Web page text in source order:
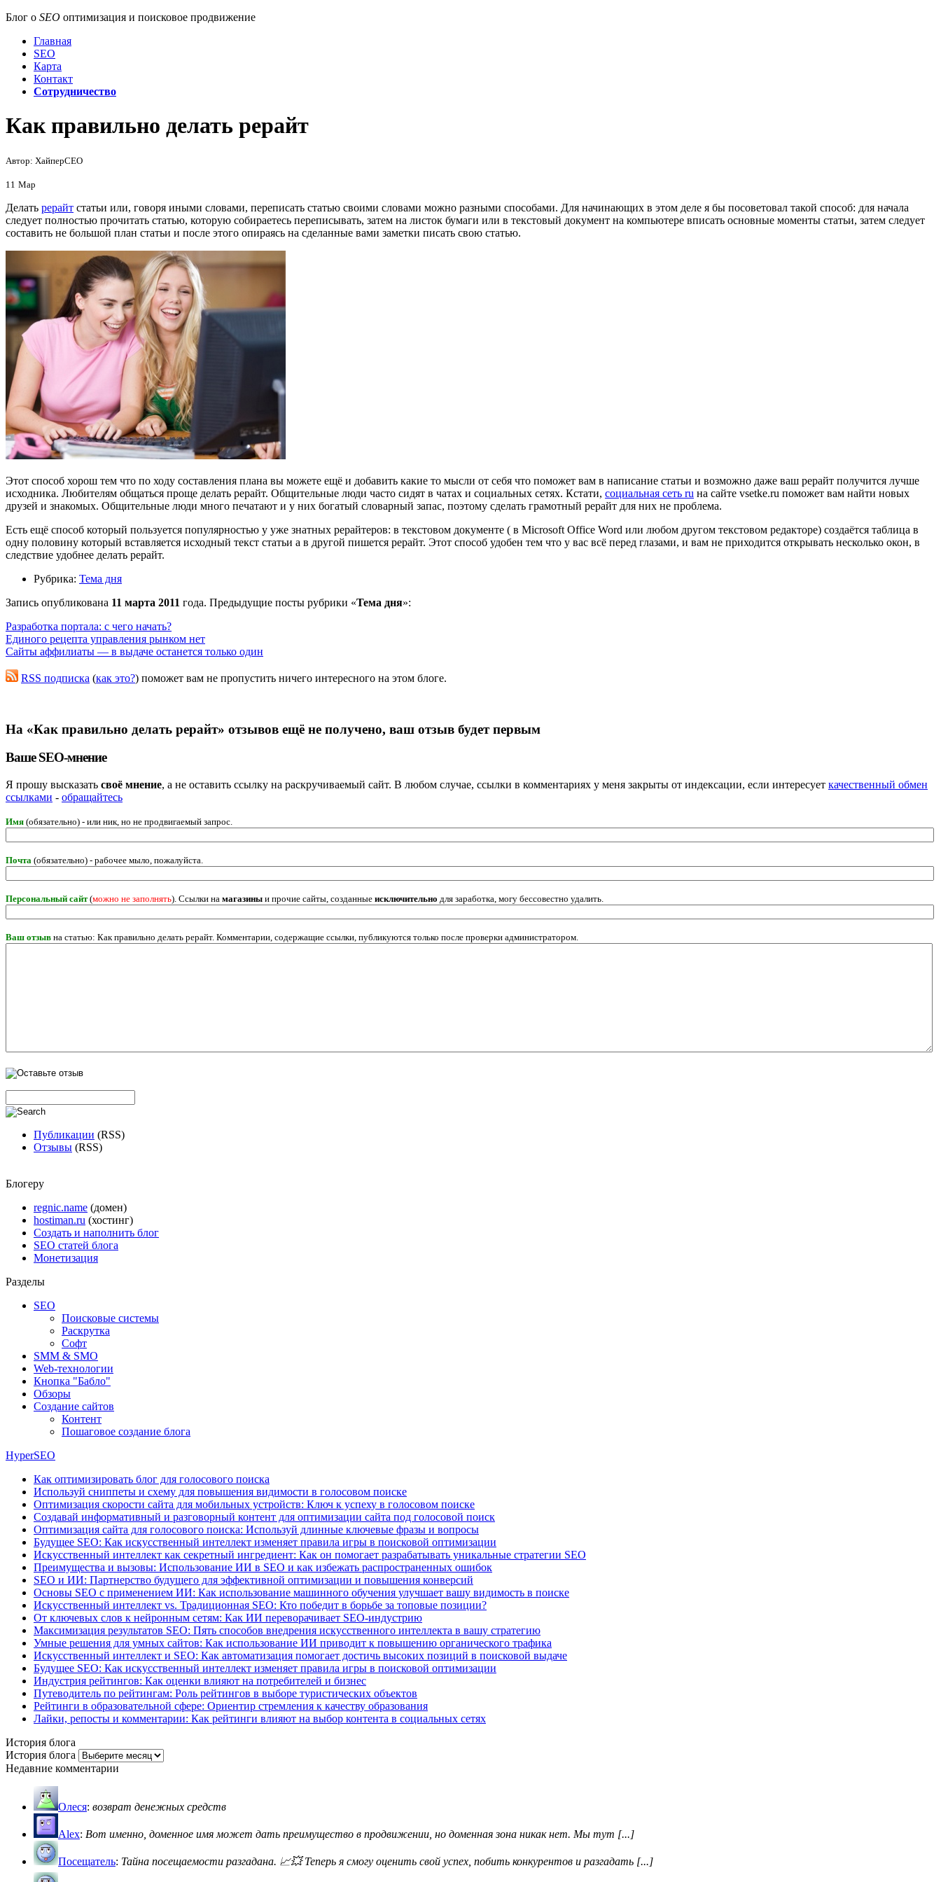
Блог о SEO оптимизация и поисковое продвижение
Главная
SEO
Карта
Контакт
Сотрудничество
Как правильно делать рерайт
Автор: ХайперСЕО
11 Мар
Делать рерайт статьи или, говоря иными словами, переписать статью своими словами можно разными способами. Для начинающих в этом деле я бы посоветовал такой способ: для начала
следует полностью прочитать статью, которую собираетесь переписывать, затем на листок бумаги или в текстовый документ на компьютере вписать основные моменты статьи, затем следует
составить не большой план статьи и после этого опираясь на сделанные вами заметки писать свою статью.
Этот способ хорош тем что по ходу составления плана вы можете ещё и добавить какие то мысли от себя что поможет вам в написание статьи и возможно даже ваш рерайт получится лучше
исходника. Любителям общаться проще делать рерайт. Общительные люди часто сидят в чатах и социальных сетях. Кстати, социальная сеть ru на сайте vsetke.ru поможет вам найти новых
друзей и знакомых. Общительные люди много печатают и у них богатый словарный запас, поэтому сделать грамотный рерайт для них не проблема.
Есть ещё способ который пользуется популярностью у уже знатных рерайтеров: в текстовом документе ( в Microsoft Office Word или любом другом текстовом редакторе) создаётся таблица в
одну половину который вставляется исходный текст статьи а в другой пишется рерайт. Этот способ удобен тем что у вас всё перед глазами, и вам не приходится открывать несколько окон, в
следствие удобнее делать рерайт.
Рубрика: Тема дня
Запись опубликована 11 марта 2011 года. Предыдущие посты рубрики «Тема дня»:
Разработка портала: с чего начать?
Единого рецепта управления рынком нет
Сайты аффилиаты — в выдаче останется только один
RSS подписка (как это?) поможет вам не пропустить ничего интересного на этом блоге.
На «Как правильно делать рерайт» отзывов ещё не получено, ваш отзыв будет первым
Ваше SEO-мнение
Я прошу высказать своё мнение, а не оставить ссылку на раскручиваемый сайт. В любом случае, ссылки в комментариях у меня закрыты от индексации, если интересует качественный обмен
ссылками - обращайтесь
Имя (обязательно) - или ник, но не продвигаемый запрос.
Почта (обязательно) - рабочее мыло, пожалуйста.
Персональный сайт(можно не заполнять). Ссылки на магазины и прочие сайты, созданные исключительно для заработка, могу бессовестно удалить.
Ваш отзыв на статью: Как правильно делать рерайт. Комментарии, содержащие ссылки, публикуются только после проверки администратором.
Публикации (RSS)
Отзывы (RSS)
Блогеру
regnic.name (домен)
hostiman.ru (хостинг)
Создать и наполнить блог
SEO статей блога
Монетизация
Разделы
SEO
Поисковые системы
Раскрутка
Софт
SMM & SMO
Web-технологии
Кнопка "Бабло"
Обзоры
Создание сайтов
Контент
Пошаговое создание блога
HyperSEO
Как оптимизировать блог для голосового поиска
Используй сниппеты и схему для повышения видимости в голосовом поиске
Оптимизация скорости сайта для мобильных устройств: Ключ к успеху в голосовом поиске
Создавай информативный и разговорный контент для оптимизации сайта под голосовой поиск
Оптимизация сайта для голосового поиска: Используй длинные ключевые фразы и вопросы
Будущее SEO: Как искусственный интеллект изменяет правила игры в поисковой оптимизации
Искусственный интеллект как секретный ингредиент: Как он помогает разрабатывать уникальные стратегии SEO
Преимущества и вызовы: Использование ИИ в SEO и как избежать распространенных ошибок
SEO и ИИ: Партнерство будущего для эффективной оптимизации и повышения конверсий
Основы SEO с применением ИИ: Как использование машинного обучения улучшает вашу видимость в поиске
Искусственный интеллект vs. Традиционная SEO: Кто победит в борьбе за топовые позиции?
От ключевых слов к нейронным сетям: Как ИИ переворачивает SEO-индустрию
Максимизация результатов SEO: Пять способов внедрения искусственного интеллекта в вашу стратегию
Умные решения для умных сайтов: Как использование ИИ приводит к повышению органического трафика
Искусственный интеллект и SEO: Как автоматизация помогает достичь высоких позиций в поисковой выдаче
Будущее SEO: Как искусственный интеллект изменяет правила игры в поисковой оптимизации
Индустрия рейтингов: Как оценки влияют на потребителей и бизнес
Путеводитель по рейтингам: Роль рейтингов в выборе туристических объектов
Рейтинги в образовательной сфере: Ориентир стремления к качеству образования
Лайки, репосты и комментарии: Как рейтинги влияют на выбор контента в социальных сетях
История блога
История блога
Недавние комментарии
Олеся: возврат денежных средств
Alex: Вот именно, доменное имя может дать преимущество в продвижении, но доменная зона никак нет. Мы тут [...]
Посещатель: Тайна посещаемости разгадана. 📈💥 Теперь я смогу оценить свой успех, побить конкурентов и разгадать [...]